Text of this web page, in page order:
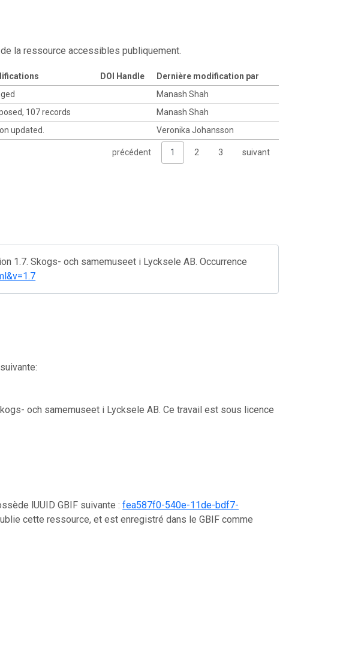
la ressource accessibles publiquement.
DOI Handle
Dernière modification par
Manash Shah
107 records
Manash Shah
updated. Veronika Johansson
précédent 1 2 3 suivant
1.7. Skogs- och samemuseet i Lycksele AB. Occurrence
och samemuseet i Lycksele AB. Ce travail est sous licence
lUUID GBIF suivante :fea587f0-540e-11de-bdf7-
cette ressource, et est enregistré dans le GBIF comme